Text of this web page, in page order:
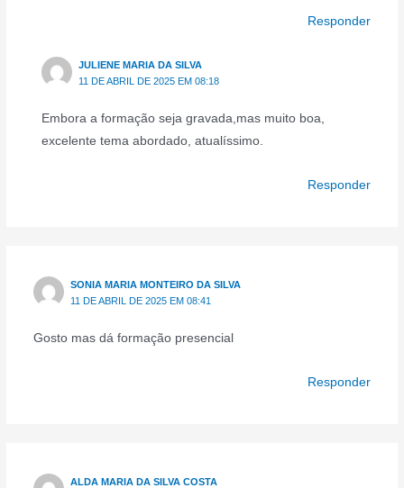
Responder
JULIENE MARIA DA SILVA
11 DE ABRIL DE 2025 EM 08:18
Embora a formação seja gravada,mas muito boa,
excelente tema abordado, atualíssimo.
Responder
SONIA MARIA MONTEIRO DA SILVA
11 DE ABRIL DE 2025 EM 08:41
Gosto mas dá formação presencial
Responder
ALDA MARIA DA SILVA COSTA